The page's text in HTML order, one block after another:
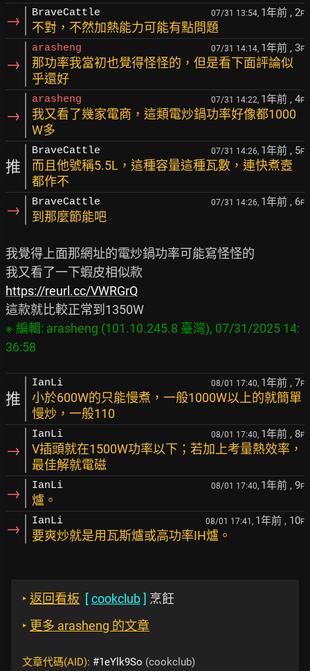
→ BraveCattle 07/31 13:54, 1年前 , 2F
不對，不然加熱能力可能有點問題
→
arasheng 07/31 14:14, 1年前 , 3F
那功率我當初也覺得怪怪的，但是看下面評論似
乎還好
→
arasheng 07/31 14:22, 1年前 , 4F
我又看了幾家電商，這類電炒鍋功率好像都1000
W多
推
BraveCattle 07/31 14:26, 1年前 , 5F
而且他號稱5.5L，這種容量這種瓦數，連快煮壼
都作不
→ BraveCattle 07/31 14:26, 1年前 , 6F
到那麼節能吧
我覺得上面那網址的電炒鍋功率可能寫怪怪的
https://reurl.cc/VWRGrQ
※ 編輯: arasheng (101.10.245.8 臺灣), 07/31/2025 14:
推
IanLi 08/01 17:40, 1年前 , 7F
小於600W的只能慢煮，一般1000W以上的就簡單
慢炒，一般110
→
IanLi 08/01 17:40, 1年前 , 8F
V插頭就在1500W功率以下；若加上考量熱效率，
最佳解就電磁
→ IanLi 08/01 17:40, 1年前 , 9F
爐。
→ IanLi 08/01 17:41, 1年前 , 10F
要爽炒就是用瓦斯爐或高功率IH爐。
‣ 返回看板 [cookclub] 烹飪
‣ 更多 arasheng 的文章
文章代碼(AID): #1eYlk9So (cookclub)